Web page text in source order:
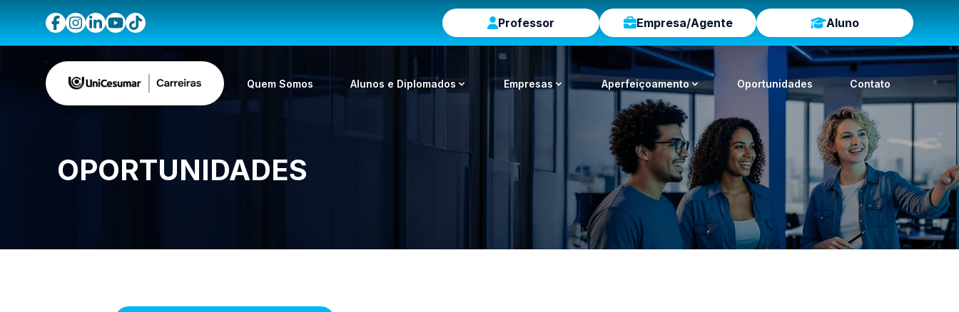
Professor Empresa/Agente Aluno
Quem Somos Alunos e Diplomados Empresas Aperfeiçoamento Oportunidades Contato
OPORTUNIDADES